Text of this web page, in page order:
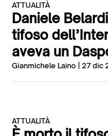
ATTUALITÀ
Daniele
tifoso
aveva un
Gianmichele Laino | 27 dic
ATTUALITÀ